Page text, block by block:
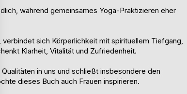
während gemeinsames Yoga-Praktizieren eher
sich Körperlichkeit mit spirituellem Tiefgang,
Klarheit, Vitalität und Zufriedenheit.
in uns und schließt insbesondere den
dieses Buch auch Frauen inspirieren.